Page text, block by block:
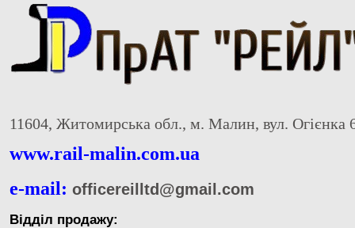
11604, Житомирська обл., м. Малин, вул. Огієнка
www.rail-malin.com.ua
e-mail: officereilltd@gmail.com
Відділ продажу: